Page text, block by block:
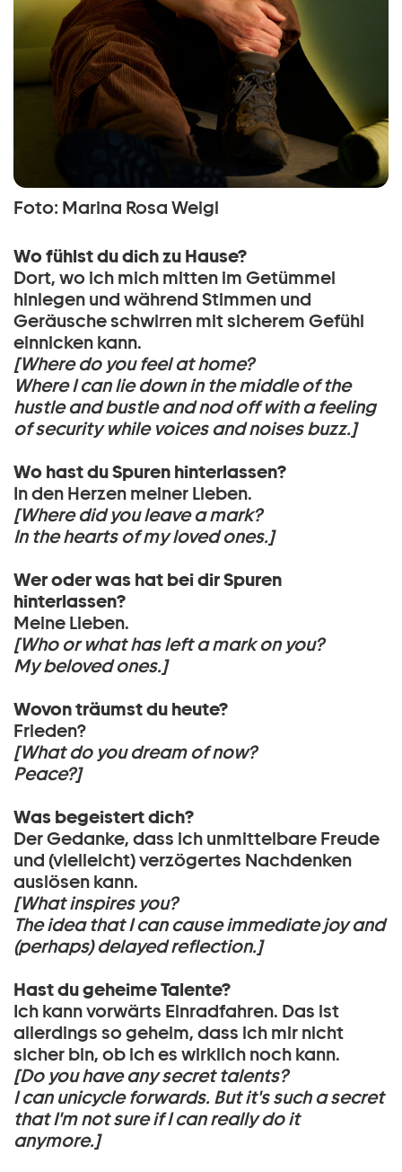
Foto: Marina Rosa Weigl
Wo fühlst du dich zu Hause?
Dort, wo ich mich mitten im Getümmel
hinlegen und während Stimmen und
Geräusche schwirren mit sicherem Gefühl
einnicken kann.
[Where do you feel at home?
Where I can lie down in the middle of the
hustle and bustle and nod off with a feeling
of security while voices and noises buzz.]
Wo hast du Spuren hinterlassen?
In den Herzen meiner Lieben.
[Where did you leave a mark?
In the hearts of my loved ones.]
Wer oder was hat bei dir Spuren
hinterlassen?
Meine Lieben.
[Who or what has left a mark on you?
My beloved ones.]
Wovon träumst du heute?
Frieden?
[What do you dream of now?
Peace?]
Was begeistert dich?
Der Gedanke, dass ich unmittelbare Freude
und (vielleicht) verzögertes Nachdenken
auslösen kann.
[What inspires you?
The idea that I can cause immediate joy and
(perhaps) delayed reflection.]
Hast du geheime Talente?
Ich kann vorwärts Einradfahren. Das ist
allerdings so geheim, dass ich mir nicht
sicher bin, ob ich es wirklich noch kann.
[Do you have any secret talents?
I can unicycle forwards. But it's such a secret
that I'm not sure if I can really do it
anymore.]